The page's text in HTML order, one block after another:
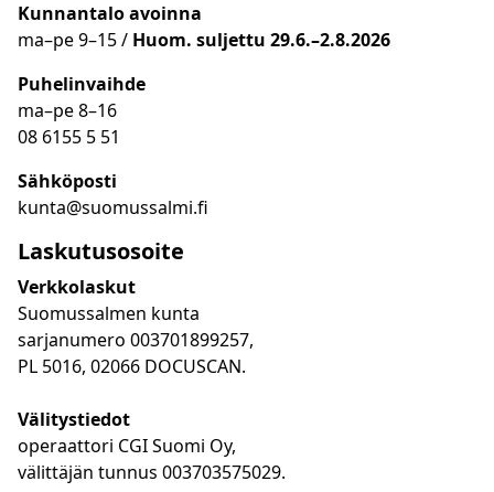
Kunnantalo avoinna
ma–pe 9–15 / Huom. suljettu 29.6.–2.8.2026
Puhelinvaihde
ma–pe 8–16
08 6155 5 51
Sähköposti
kunta@suomussalmi.fi
Laskutusosoite
Verkkolaskut
Suomussalmen kunta
sarjanumero 003701899257,
PL 5016, 02066 DOCUSCAN.
Välitystiedot
operaattori CGI Suomi Oy,
välittäjän tunnus 003703575029.